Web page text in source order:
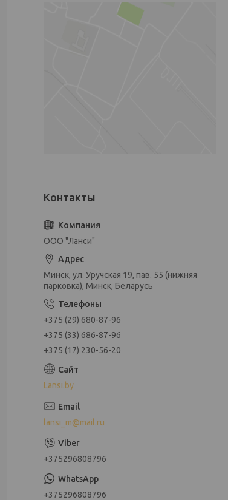
ООО "Ланси"
Минск, ул. Уручская 19, пав. 55 (нижняя
парковка), Минск, Беларусь
+375 (29) 680-87-96
+375 (33) 686-87-96
+375 (17) 230-56-20
Lansi.by
lansi_m@mail.ru
+375296808796
+375296808796